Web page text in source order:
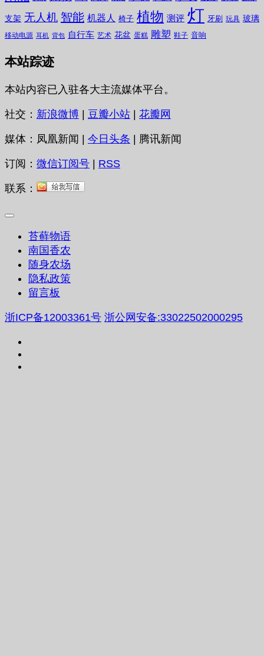
支架 无人机 智能 机器人 椅子 植物 测评 灯 牙刷 玩具 玻璃
移动电源 耳机 背包 自行车 艺术 花盆 蛋糕 雕塑 鞋子 音响
本站踪迹
本站内容已入驻各大主流媒体平台。
社交： 新浪微博 | 豆瓣小站 | 花瓣网
媒体：凤凰新闻 | 今日头条 | 腾讯新闻
订阅： 微信订阅号 RSS
联系：
苔藓物语
南国香农
随身农场
隐私政策
留言板
浙ICP备12003361号 浙公网安备:33022502000295